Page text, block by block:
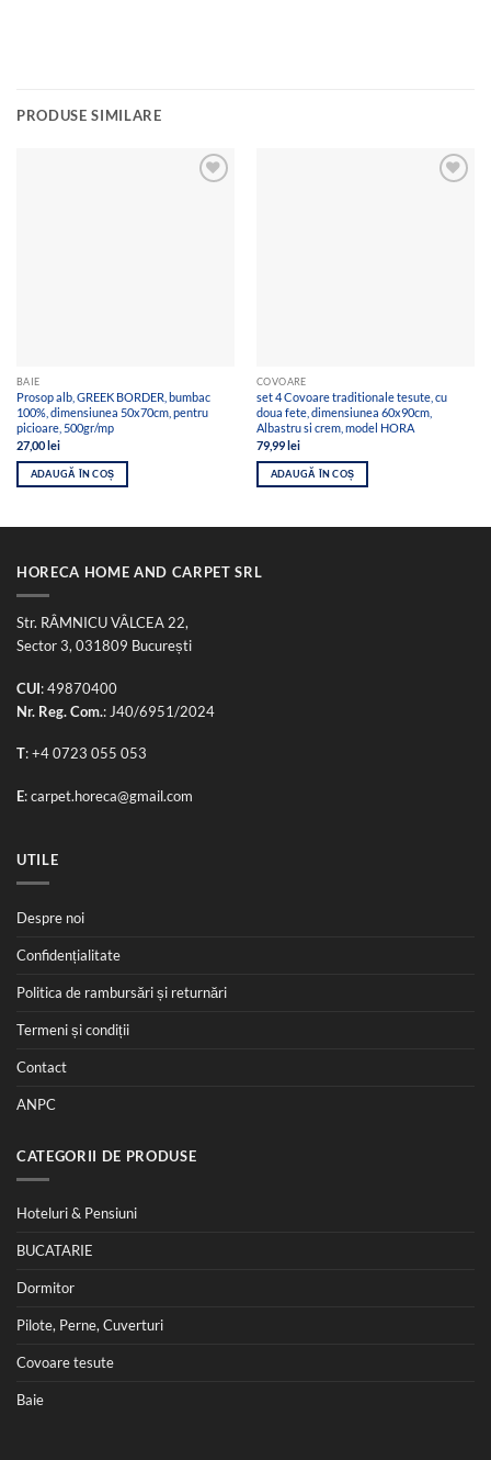
PRODUSE SIMILARE
BAIE
Prosop alb, GREEK BORDER, bumbac
100%, dimensiunea 50x70cm, pentru
picioare, 500gr/mp
27,00 lei
ADAUGĂ ÎN COȘ
COVOARE
set 4 Covoare traditionale tesute, cu
doua fete, dimensiunea 60x90cm,
Albastru si crem, model HORA
79,99 lei
ADAUGĂ ÎN COȘ
HORECA HOME AND CARPET SRL
Str. RÂMNICU VÂLCEA 22,
Sector 3, 031809 București
CUI: 49870400
Nr. Reg. Com.: J40/6951/2024
T:+4 0723 055 053
E:carpet.horeca@gmail.com
UTILE
Despre noi
Confidențialitate
Politica de rambursări și returnări
Termeni și condiții
Contact
ANPC
CATEGORII DE PRODUSE
Hoteluri & Pensiuni
BUCATARIE
Dormitor
Pilote, Perne, Cuverturi
Covoare tesute
Baie